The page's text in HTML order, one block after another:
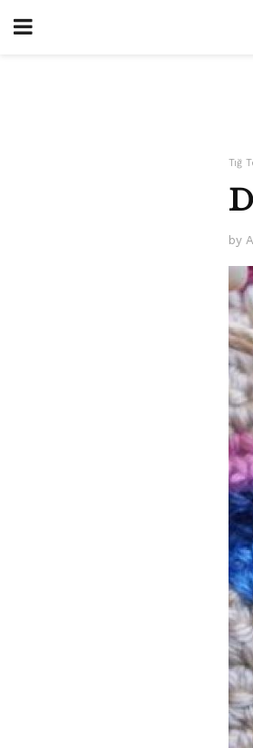
Tığ
by